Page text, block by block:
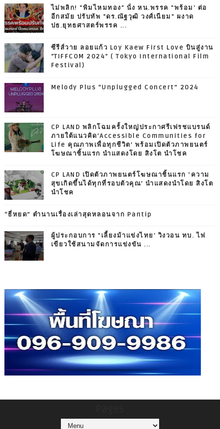
ไม่พลิก! "พิมไหมทอง" นั่ง หน.พรรค "พร้อม' ต่อ
อีกสมัย ปรับทัพ "ดร.ณัฐวุฒิ วงศ์เนียม" ผงาด
ปธ.ยุทธศาสตร์พรรค ...
ซีรีส์วาย ลอยแก้ว Loy Kaew First Love บินสู่งาน
"TIFFCOM 2024" ( Tokyo International Film
Festival)
Melody Plus “Unplugged Concert” 2024
CP LAND พลิกโฉมครั้งใหญ่ประกาศรีเฟรชแบรนด์
ภายใต้แนวคิด‘Accessible Communities for
Life คุณภาพเพื่อทุกชีวิต’ พร้อมเปิดตัวภาพยนตร์
โฆษณาชิ้นแรก นำแสดงโดย สิงโต นำโชค
CP LAND เปิดตัวภาพยนตร์โฆษณาชิ้นแรก ‘ความ
สุขเกิดขึ้นได้ทุกที่รอบตัวคุณ’ นำแสดงนำโดย สิงโต
นำโชค
“ธี่หยด” ตำนานเรื่องเล่าสุดหลอนจาก Pantip
ผู้ประกอบการ "เลี้ยงม้าแข่งไทย' วิงวอน ทบ. ไฟ
เขียวใช้สนามจัดการแข่งขัน ...